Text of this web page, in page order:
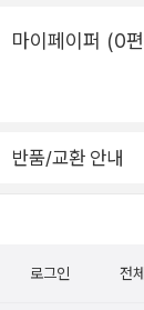
결정짓는 인물이
말투는 분명 호불
는 분명한 매력적
안에서, 가장 노골
루했다. 세계관과
보니, 이야기의
나가 동생 마르스
자의 권력은 흔들
러한 설정은 오늘
는 서사에 현실적
결단을 요구받는
고뇌하는 권력의
에서도 인물들은
고서조차 체제를
마이페이퍼 (0
반품/교환 안내
로그인 전